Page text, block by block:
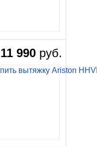
11 990 руб.